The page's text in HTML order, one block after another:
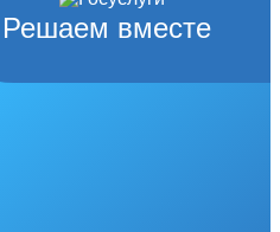
Решаем вместе